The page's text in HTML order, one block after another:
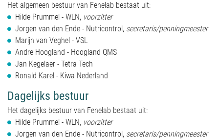
Het algemeen bestuur van Fenelab bestaat uit:
Hilde Prummel - WLN, voorzitter
Jorgen van den Ende - Nutricontrol, secretaris/penningmeester
Marijn van Veghel - VSL
Andre Hoogland - Hoogland QMS
Jan Kegelaer - Tetra Tech
Ronald Karel - Kiwa Nederland
Dagelijks bestuur
Het dagelijks bestuur van Fenelab bestaat uit:
Hilde Prummel - WLN, voorzitter
Jorgen van den Ende - Nutricontrol, secretaris/penningmeester